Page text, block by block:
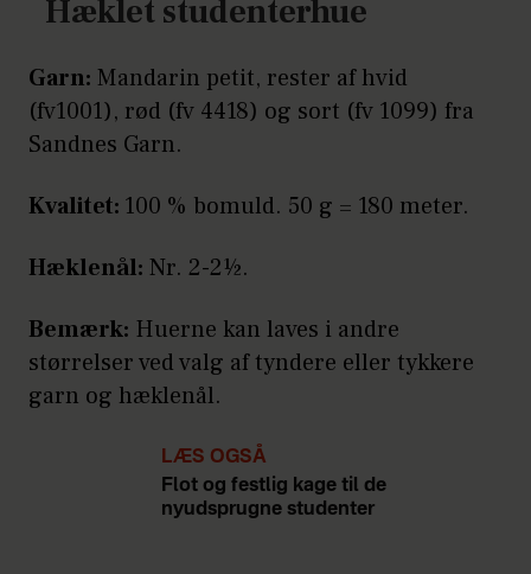
Hæklet studenterhue
Garn: Mandarin petit, rester af hvid
(fv1001), rød (fv 4418) og sort (fv 1099) fra
Sandnes Garn.
Kvalitet: 100 % bomuld. 50 g = 180 meter.
Hæklenål: Nr. 2-2½.
Bemærk: Huerne kan laves i andre
størrelser ved valg af tyndere eller tykkere
garn og hæklenål.
LÆS OGSÅ
Flot og festlig kage til de
nyudsprugne studenter